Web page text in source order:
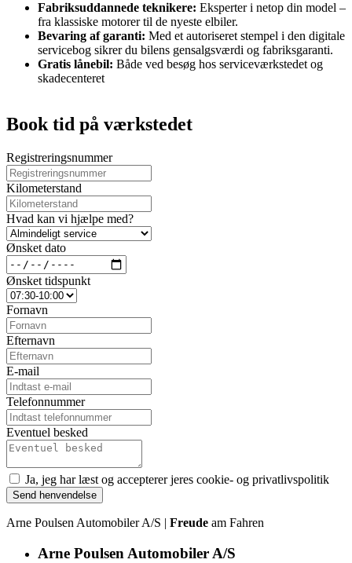
Fabriksuddannede teknikere: Eksperter i netop din model –
fra klassiske motorer til de nyeste elbiler.
Bevaring af garanti: Med et autoriseret stempel i den digitale
servicebog sikrer du bilens gensalgsværdi og fabriksgaranti.
Gratis lånebil: Både ved besøg hos serviceværkstedet og
skadecenteret
Book tid på værkstedet
Registreringsnummer
Kilometerstand
Hvad kan vi hjælpe med?
Ønsket dato
Ønsket tidspunkt
Fornavn
Efternavn
E-mail
Telefonnummer
Eventuel besked
Ja, jeg har læst og accepterer jeres cookie- og privatlivspolitik
Send henvendelse
Arne Poulsen Automobiler A/S | Freude am Fahren
Arne Poulsen Automobiler A/S